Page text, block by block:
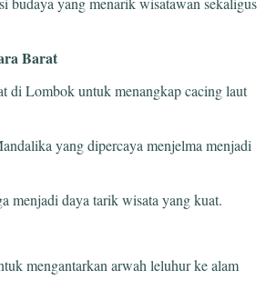
Barat
di Lombok untuk menangkap cacing laut
yang dipercaya menjelma menjadi
menjadi daya tarik wisata yang kuat.
mengantarkan arwah leluhur ke alam